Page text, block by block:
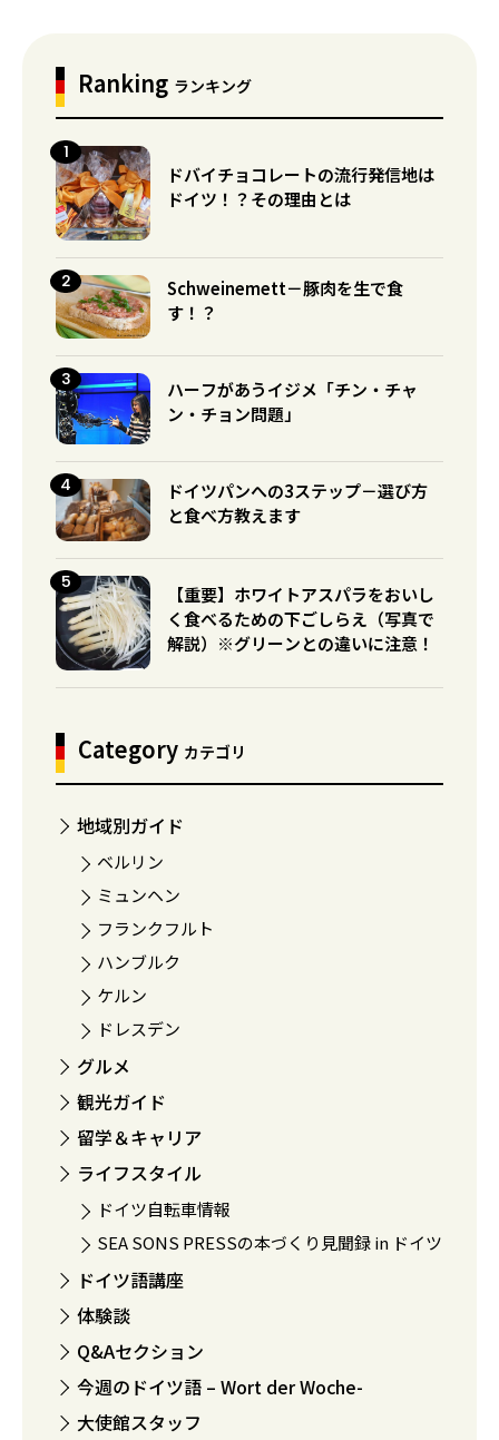
Ranking ランキング
ドバイチョコレートの流行発信地は
ドイツ！？その理由とは
Schweinemett－豚肉を生で食
す！？
ハーフがあうイジメ「チン・チャ
ン・チョン問題」
ドイツパンへの3ステップ－選び方
と食べ方教えます
【重要】ホワイトアスパラをおいし
く食べるための下ごしらえ（写真で
解説）※グリーンとの違いに注意！
Category カテゴリ
地域別ガイド
ベルリン
ミュンヘン
フランクフルト
ハンブルク
ケルン
ドレスデン
グルメ
観光ガイド
留学＆キャリア
ライフスタイル
ドイツ自転車情報
SEA SONS PRESSの本づくり見聞録 in ドイツ
ドイツ語講座
体験談
Q&Aセクション
今週のドイツ語 – Wort der Woche-
大使館スタッフ